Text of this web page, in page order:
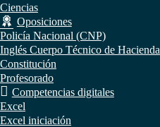
Ciencias
Oposiciones
Policía Nacional (CNP)
Inglés Cuerpo Técnico de Hacienda
Constitución
Profesorado
Competencias digitales
Excel
Excel iniciación